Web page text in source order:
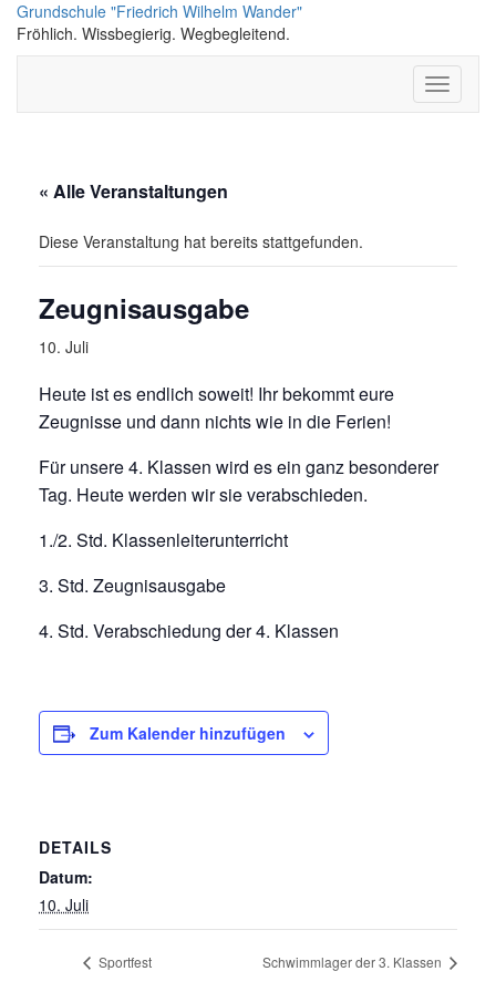
Skip
content
Grundschule "Friedrich Wilhelm Wander"
Fröhlich. Wissbegierig. Wegbegleitend.
Toggle
« Alle Veranstaltungen
Diese Veranstaltung hat bereits stattgefunden.
Zeugnisausgabe
10. Juli
Heute ist es endlich soweit! Ihr bekommt eure
Zeugnisse und dann nichts wie in die Ferien!
Für unsere 4. Klassen wird es ein ganz besonderer
Tag. Heute werden wir sie verabschieden.
1./2. Std. Klassenleiterunterricht
3. Std. Zeugnisausgabe
4. Std. Verabschiedung der 4. Klassen
Zum Kalender hinzufügen
DETAILS
Datum:
10. Juli
Sportfest Schwimmlager der 3. Klassen